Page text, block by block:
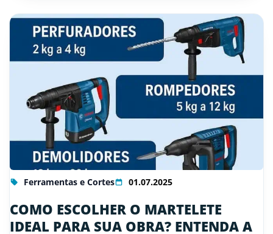
Ferramentas e Cortes 01.07.2025
COMO ESCOLHER O MARTELETE
IDEAL PARA SUA OBRA? ENTENDA A